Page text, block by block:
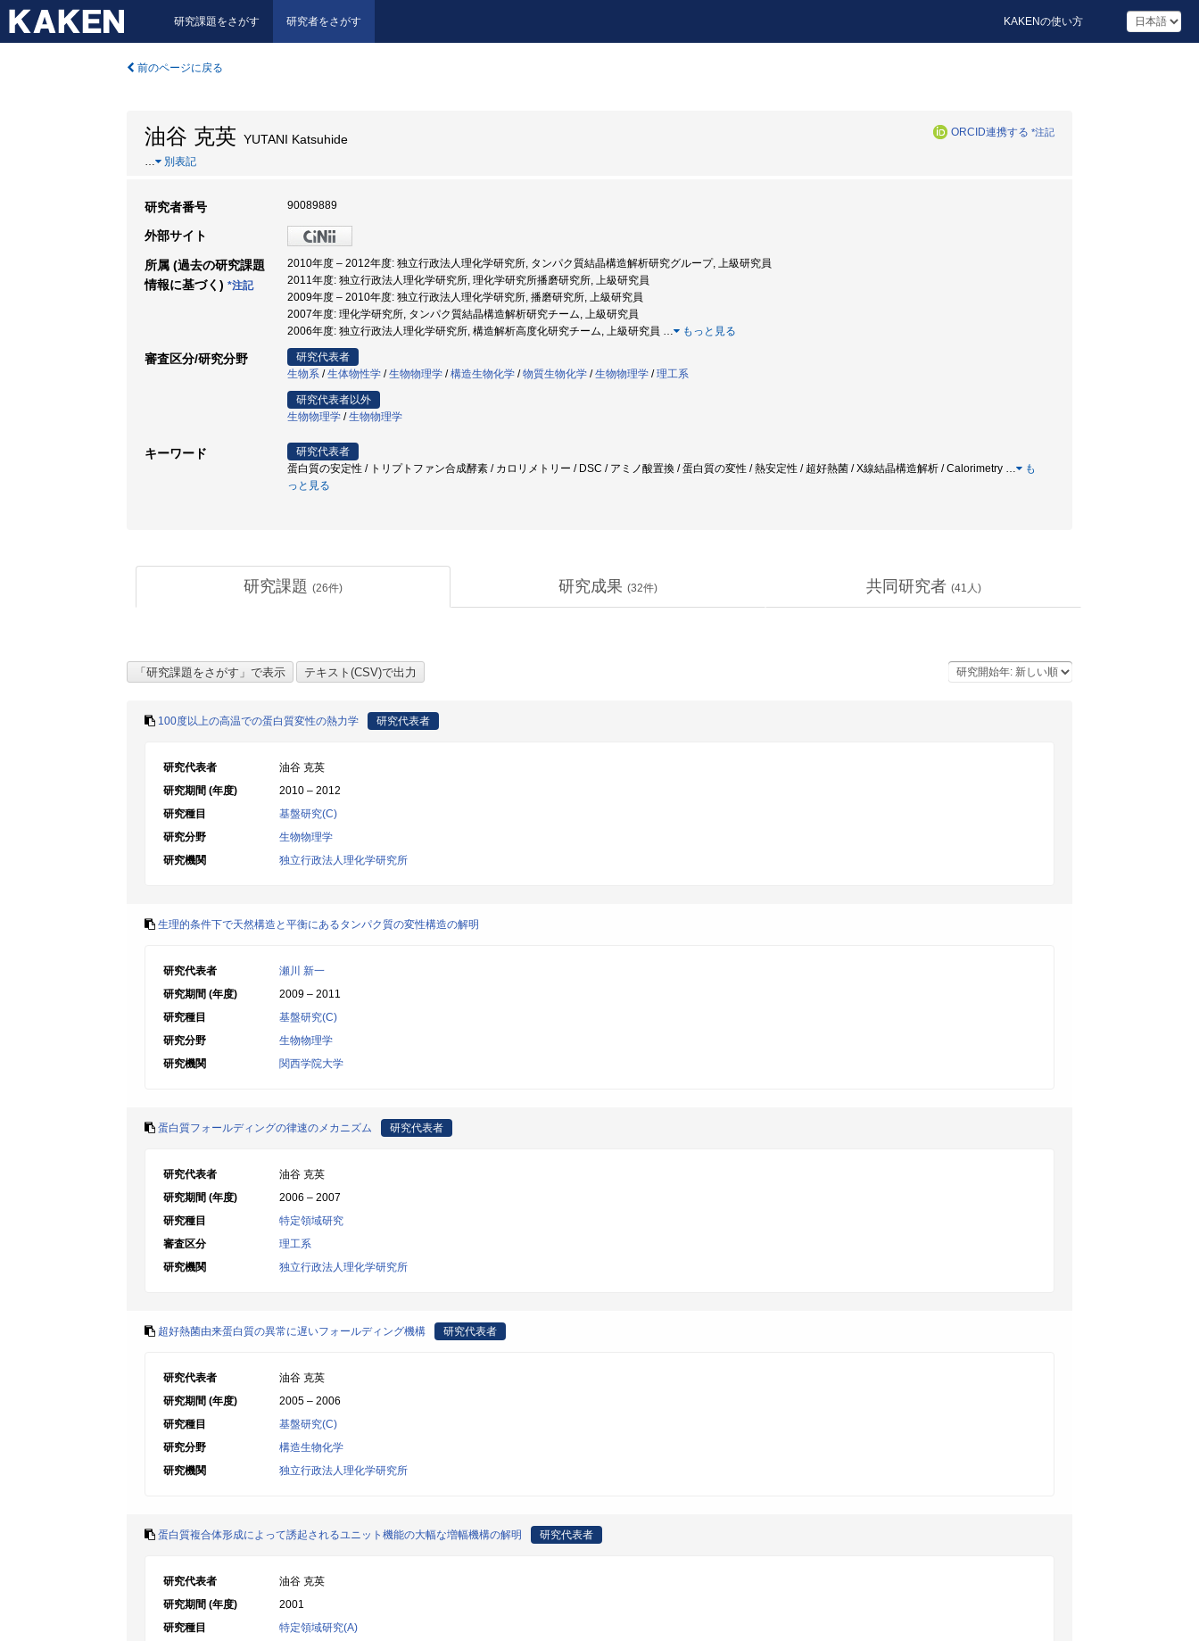
研究課題をさがす 研究者をさがす KAKENの使い方
前のページに戻る
油谷 克英 YUTANI Katsuhide ORCID連携する *注記
… 別表記
研究者番号 90089889
外部サイト
所属 (過去の研究課題
情報に基づく) *注記
2010年度 – 2012年度: 独立行政法人理化学研究所, タンパク質結晶構造解析研究グループ, 上級研究員
2011年度: 独立行政法人理化学研究所, 理化学研究所播磨研究所, 上級研究員
2009年度 – 2010年度: 独立行政法人理化学研究所, 播磨研究所, 上級研究員
2007年度: 理化学研究所, タンパク質結晶構造解析研究チーム, 上級研究員
2006年度: 独立行政法人理化学研究所, 構造解析高度化研究チーム, 上級研究員 … もっと見る
審査区分/研究分野
研究代表者
生物系 /生体物性学 /生物物理学 /構造生物化学 /物質生物化学 /生物物理学 /理工系
研究代表者以外
生物物理学 /生物物理学
キーワード
研究代表者
蛋白質の安定性 / トリプトファン合成酵素 / カロリメトリー / DSC / アミノ酸置換 / 蛋白質の変性 / 熱安定性 / 超好熱菌 / X線結晶構造解析 / Calorimetry …
も
っと見る
研究課題 (26件) 研究成果 (32件) 共同研究者 (41 人)
100度以上の高温での蛋白質変性の熱力学 研究代表者
研究代表者
油谷 克英
研究期間 (年度)
2010 – 2012
研究種目
基盤研究(C)
研究分野
生物物理学
研究機関
独立行政法人理化学研究所
生理的条件下で天然構造と平衡にあるタンパク質の変性構造の解明
研究代表者
瀬川 新一
研究期間 (年度)
2009 – 2011
研究種目
基盤研究(C)
研究分野
生物物理学
研究機関
関西学院大学
蛋白質フォールディングの律速のメカニズム 研究代表者
研究代表者
油谷 克英
研究期間 (年度)
2006 – 2007
研究種目
特定領域研究
審査区分
理工系
研究機関
独立行政法人理化学研究所
超好熱菌由来蛋白質の異常に遅いフォールディング機構 研究代表者
研究代表者
油谷 克英
研究期間 (年度)
2005 – 2006
研究種目
基盤研究(C)
研究分野
構造生物化学
研究機関
独立行政法人理化学研究所
蛋白質複合体形成によって誘起されるユニット機能の大幅な増幅機構の解明 研究代表者
研究代表者
油谷 克英
研究期間 (年度)
2001
研究種目
特定領域研究(A)